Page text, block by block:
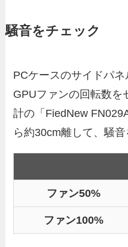
騒音をチェック
PCケースのサイドパネ
GPUファンの回転数を
計の「FiedNew
ら約30cm離して、騒音
ファン50%
ファン100%